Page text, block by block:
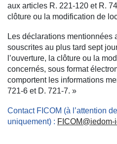
aux articles R. 221-120 et R.
clôture ou la modification de
Les déclarations mentionnées
souscrites au plus tard sept
l’ouverture, la clôture ou la
concernés, sous format
comportent les informations
721-6 et D. 721-7. »
Contact FICOM (à l’attention
uniquement) : FICOM@iedom-